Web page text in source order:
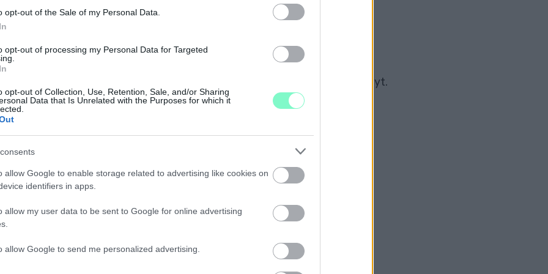
opt-out of the Sale of my Personal Data.
opt-out of processing my Personal Data for Targeted
opt-out of Collection, Use, Retention, Sale, and/or Sharing
Data that Is Unrelated with the Purposes for which it
allow Google to enable storage related to advertising like cookies on
identifiers in apps.
allow my user data to be sent to Google for online advertising
allow Google to send me personalized advertising.
TÁMOGATOTTSÁGA
visszaesése. Ám így is magabiztosan vezeti a népszerűségi versenyt.
ÁTRAJZOLÁSÁT A BÍRÓSÁGON
miatt (is).
VÁLASZTÓKERÜLETI BEOSZTÁST
a korábbi határozatot.
GYŐRI POLITIKUSOK